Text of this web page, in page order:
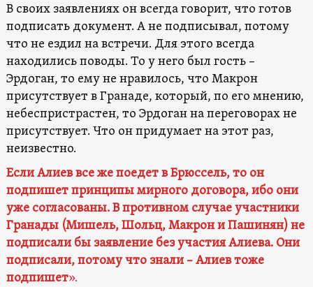
В своих заявлениях он всегда говорит, что готов
подписать документ. А не подписывал, потому
что не ездил на встречи. Для этого всегда
находились поводы. То у него был гость –
Эрдоган, то ему не нравилось, что Макрон
присутствует в Гранаде, который, по его мнению,
небеспристрастен, то Эрдоган на переговорах не
присутствует. Что он придумает на этот раз,
неизвестно.
Если Алиев все же поедет в Брюссель, то он
подпишет принципы мирного договора, ибо они
уже согласованы. В противном случае участники
Гранады (Мишель, Шольц, Макрон и Пашинян) не
подписали бы заявление без участия Алиева. Они
подписали, потому что знали – Алиев тоже
подпишет».